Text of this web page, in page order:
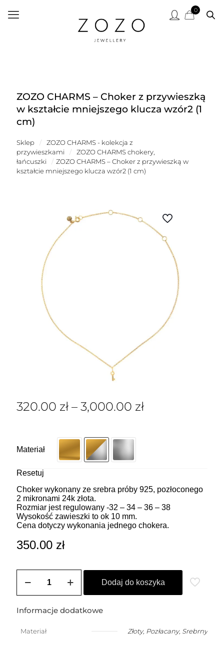
0
ZOZO CHARMS – Choker z przywieszką
w kształcie mniejszego klucza wzór2 (1
cm)
Sklep /
ZOZO CHARMS - kolekcja z
przywieszkami
/
ZOZO CHARMS chokery,
łańcuszki
/ ZOZO CHARMS – Choker z przywieszką w
kształcie mniejszego klucza wzór2 (1 cm)
320.00 zł – 3,000.00 zł
Materiał
Resetuj
Choker wykonany ze srebra próby 925, pozłoconego
2 mikronami 24k złota.
Rozmiar jest regulowany -32 – 34 – 36 – 38
Wysokość zawieszki to ok 10 mm.
Cena dotyczy wykonania jednego chokera.
350.00 zł
ZOZO
Choker
przywieszką
w
Dodaj do koszyka
Informacje dodatkowe
Materiał Złoty, Pozłacany, Srebrny